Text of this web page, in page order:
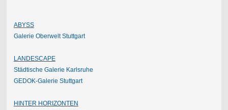
ABYSS
Galerie Oberwelt Stuttgart
LANDESCAPE
Städtische Galerie Karlsruhe
GEDOK-Galerie Stuttgart
HINTER HORIZONTEN